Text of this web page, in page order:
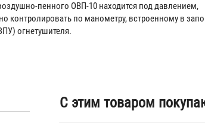
пенного ОВП-10 находится под давлением,
контролировать по манометру, встроенному в
огнетушителя.
С этим товаром
Журнал учета огнетушителей